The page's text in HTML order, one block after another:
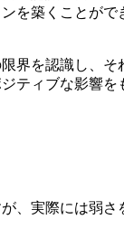
築くことが
を認識し、
ティブな影響を
、実際には弱